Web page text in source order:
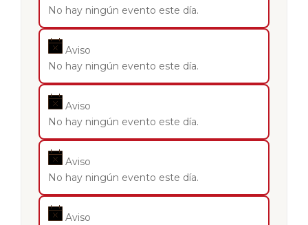
No hay ningún evento este día.
Aviso
No hay ningún evento este día.
Aviso
No hay ningún evento este día.
Aviso
No hay ningún evento este día.
Aviso